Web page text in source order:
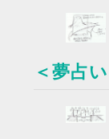
＜夢占